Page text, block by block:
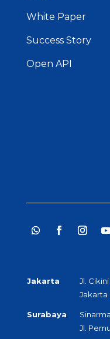
White Paper
Success Story
Open API
Jakarta
Jl.
Jakarta
Surabaya
Jl.